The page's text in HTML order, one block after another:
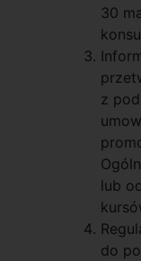
30
z
lub
do